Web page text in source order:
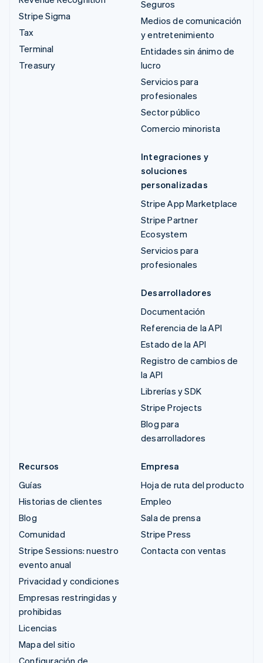
Stripe Sigma
Tax
Terminal
Treasury
Seguros
Medios de comunicación
y entretenimiento
Entidades sin ánimo de
lucro
Servicios para
profesionales
Sector público
Comercio minorista
Integraciones y
soluciones
personalizadas
Stripe App Marketplace
Stripe Partner
Ecosystem
Servicios para
profesionales
Desarrolladores
Documentación
Referencia de la API
Estado de la API
Registro de cambios de
la API
Librerías y SDK
Stripe Projects
Blog para
desarrolladores
Recursos
Guías
Historias de clientes
Blog
Comunidad
Stripe Sessions: nuestro
evento anual
Privacidad y condiciones
Empresas restringidas y
prohibidas
Licencias
Mapa del sitio
Empresa
Hoja de ruta del producto
Empleo
Sala de prensa
Stripe Press
Contacta con ventas